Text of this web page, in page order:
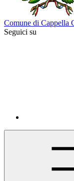
Comune di Cappella
Seguici su